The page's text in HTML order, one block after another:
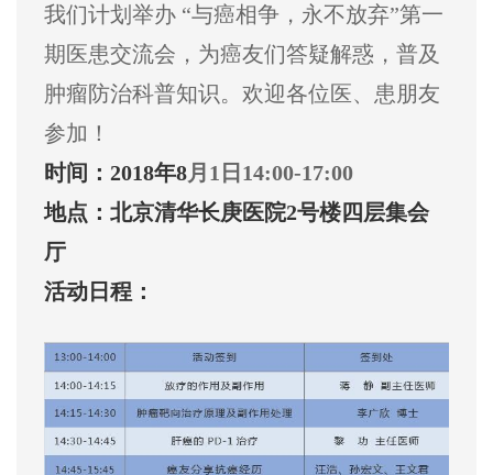
我们计划举办 “与癌相争，永不放弃”第一
期医患交流会，为癌友们答疑解惑，普及
肿瘤防治科普知识。欢迎各位医、患朋友
参加！
时间：2018年8月1日14:00-17:00
地点：北京清华长庚医院2号楼四层集会
厅
活动日程：